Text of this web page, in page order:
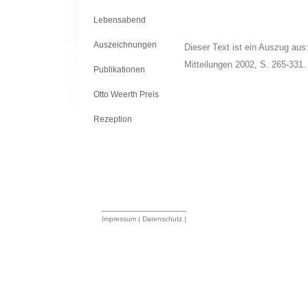
Dieser Text ist ein Auszug
Mitteilungen 2002, S. 265-
Lebensabend
Auszeichnungen
Publikationen
Otto Weerth Preis
Rezeption
Impressum | Datenschutz |